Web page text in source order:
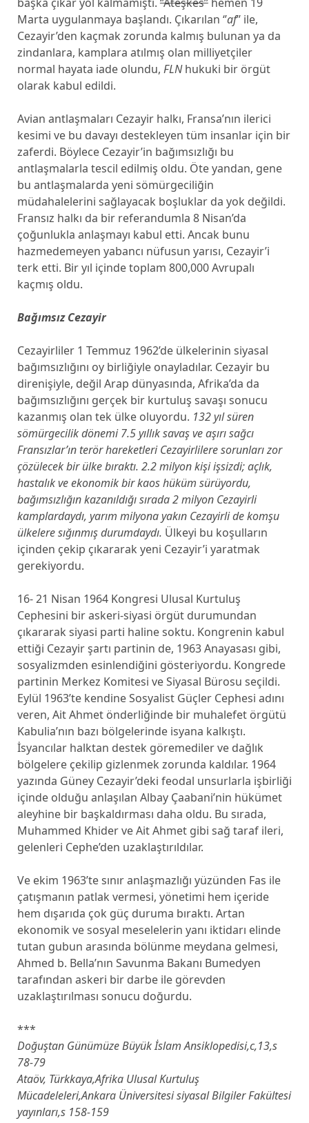
Marta uygulanmaya başlandı. Çıkarılan ‘’af’’ ile,
Cezayir’den kaçmak zorunda kalmış bulunan ya da
zindanlara, kamplara atılmış olan milliyetçiler
normal hayata iade olundu, FLNhukuki bir örgüt
olarak kabul edildi.
Avian antlaşmaları Cezayir halkı, Fransa’nın ilerici
kesimi ve bu davayı destekleyen tüm insanlar için bir
zaferdi. Böylece Cezayir’in bağımsızlığı bu
antlaşmalarla tescil edilmiş oldu. Öte yandan, gene
bu antlaşmalarda yeni sömürgeciliğin
müdahalelerini sağlayacak boşluklar da yok değildi.
Fransız halkı da bir referandumla 8 Nisan’da
çoğunlukla anlaşmayı kabul etti. Ancak bunu
hazmedemeyen yabancı nüfusun yarısı, Cezayir’i
terk etti. Bir yıl içinde toplam 800,000 Avrupalı
kaçmış oldu.
Bağımsız Cezayir
Cezayirliler 1 Temmuz 1962’de ülkelerinin siyasal
bağımsızlığını oy birliğiyle onayladılar. Cezayir bu
direnişiyle, değil Arap dünyasında, Afrika’da da
bağımsızlığını gerçek bir kurtuluş savaşı sonucu
kazanmış olan tek ülke oluyordu. 132 yıl süren
sömürgecilik dönemi 7.5 yıllık savaş ve aşırı sağcı
Fransızlar’ın terör hareketleri Cezayirlilere sorunları zor
çözülecek bir ülke bıraktı. 2.2 milyon kişi işsizdi; açlık,
hastalık ve ekonomik bir kaos hüküm sürüyordu,
bağımsızlığın kazanıldığı sırada 2 milyon Cezayirli
kamplardaydı, yarım milyona yakın Cezayirli de komşu
ülkelere sığınmış durumdaydı. Ülkeyi bu koşulların
içinden çekip çıkararak yeni Cezayir’i yaratmak
gerekiyordu.
16- 21 Nisan 1964 Kongresi Ulusal Kurtuluş
Cephesini bir askeri-siyasi örgüt durumundan
çıkararak siyasi parti haline soktu. Kongrenin kabul
ettiği Cezayir şartı partinin de, 1963 Anayasası gibi,
sosyalizmden esinlendiğini gösteriyordu. Kongrede
partinin Merkez Komitesi ve Siyasal Bürosu seçildi.
Eylül 1963’te kendine Sosyalist Güçler Cephesi adını
veren, Ait Ahmet önderliğinde bir muhalefet örgütü
Kabulia’nın bazı bölgelerinde isyana kalkıştı.
İsyancılar halktan destek göremediler ve dağlık
bölgelere çekilip gizlenmek zorunda kaldılar. 1964
yazında Güney Cezayir’deki feodal unsurlarla işbirliği
içinde olduğu anlaşılan Albay Çaabani’nin hükümet
aleyhine bir başkaldırması daha oldu. Bu sırada,
Muhammed Khider ve Ait Ahmet gibi sağ taraf ileri,
gelenleri Cephe’den uzaklaştırıldılar.
Ve ekim 1963’te sınır anlaşmazlığı yüzünden Fas ile
çatışmanın patlak vermesi, yönetimi hem içeride
hem dışarıda çok güç duruma bıraktı. Artan
ekonomik ve sosyal meselelerin yanı iktidarı elinde
tutan gubun arasında bölünme meydana gelmesi,
Ahmed b. Bella’nın Savunma Bakanı Bumedyen
tarafından askeri bir darbe ile görevden
uzaklaştırılması sonucu doğurdu.
***
Doğuştan Günümüze Büyük İslam Ansiklopedisi,c,13,s
78-79
Ataöv, Türkkaya,Afrika Ulusal Kurtuluş
Mücadeleleri,Ankara Üniversitesi siyasal Bilgiler Fakültesi
yayınları,s 158-159